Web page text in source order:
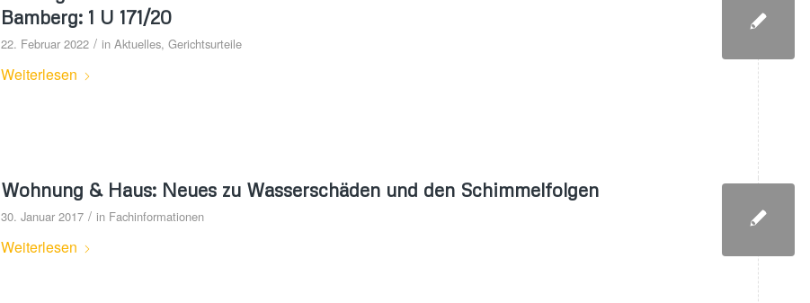
Bamberg: 1 U 171/20
22. Februar 2022 / in Aktuelles, Gerichtsurteile
Weiterlesen
Wohnung & Haus: Neues zu Wasserschäden und den Schimmelfolgen
30. Januar 2017 / in Fachinformationen
Weiterlesen